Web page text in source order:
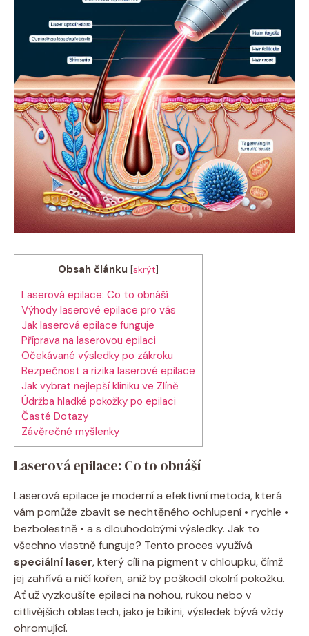
Obsah článku [skrýt]
Laserová epilace: Co to obnáší
Výhody laserové epilace pro vás
Jak laserová epilace funguje
Příprava na laserovou epilaci
Očekávané výsledky po zákroku
Bezpečnost a rizika laserové epilace
Jak vybrat nejlepší kliniku ve Zlíně
Údržba hladké pokožky po epilaci
Časté Dotazy
Závěrečné myšlenky
Laserová epilace: Co to obnáší
Laserová epilace je moderní a efektivní metoda, která
vám pomůže zbavit se nechtěného ochlupení • rychle •
bezbolestně • a s dlouhodobými výsledky. Jak to
všechno vlastně funguje? Tento proces využívá
speciální laser, který cílí na pigment v chloupku, čímž
jej zahřívá a ničí kořen, aniž by poškodil okolní pokožku.
Ať už vyzkoušíte epilaci na nohou, rukou nebo v
citlivějších oblastech, jako je bikini, výsledek bývá vždy
ohromující.